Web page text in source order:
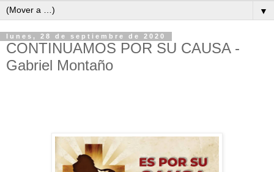
▼
lunes, 28 de septiembre de 2020
CONTINUAMOS POR SU CAUSA -
Gabriel Montaño